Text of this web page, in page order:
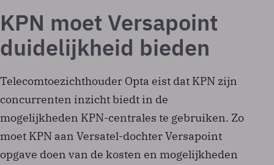
KPN moet Versapoint
duidelijkheid bieden
Telecomtoezichthouder Opta eist dat KPN zijn
concurrenten inzicht biedt in de
mogelijkheden KPN-centrales te gebruiken. Zo
moet KPN aan Versatel-dochter Versapoint
opgave doen van de kosten en mogelijkheden